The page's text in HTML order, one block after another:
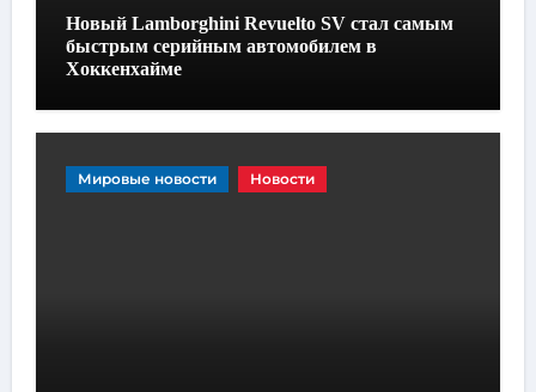
Новый Lamborghini Revuelto SV стал самым
быстрым серийным автомобилем в
Хоккенхайме
Мировые новости Новости